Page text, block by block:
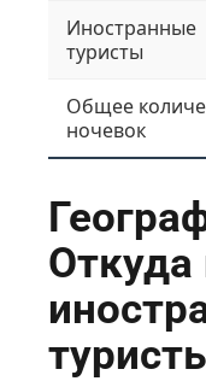
Иностранные
туристы
Общее
ночевок